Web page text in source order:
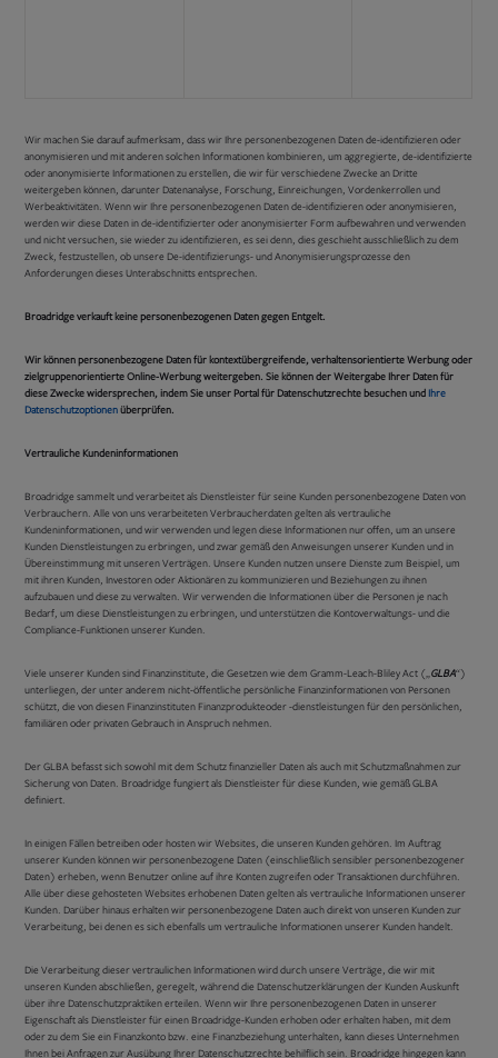
Wir machen Sie darauf aufmerksam, dass wir Ihre personenbezogenen Daten de-identifizieren oder
anonymisieren und mit anderen solchen Informationen kombinieren, um aggregierte, de-identifizierte
oder anonymisierte Informationen zu erstellen, die wir für verschiedene Zwecke an Dritte
weitergeben können, darunter Datenanalyse, Forschung, Einreichungen, Vordenkerrollen und
Werbeaktivitäten. Wenn wir Ihre personenbezogenen Daten de-identifizieren oder anonymisieren,
werden wir diese Daten in de-identifizierter oder anonymisierter Form aufbewahren und verwenden
und nicht versuchen, sie wieder zu identifizieren, es sei denn, dies geschieht ausschließlich zu dem
Zweck, festzustellen, ob unsere De-identifizierungs- und Anonymisierungsprozesse den
Anforderungen dieses Unterabschnitts entsprechen.
Broadridge verkauft keine personenbezogenen Daten gegen Entgelt.
Wir können personenbezogene Daten für kontextübergreifende, verhaltensorientierte Werbung oder
zielgruppenorientierte Online-Werbung weitergeben. Sie können der Weitergabe Ihrer Daten für
diese Zwecke widersprechen, indem Sieunser Portal für Datenschutzrechte besuchen undIhre
Datenschutzoptionenüberprüfen.
Vertrauliche Kundeninformationen
Broadridge sammelt und verarbeitet als Dienstleister für seine Kunden personenbezogene Daten von
Verbrauchern. Alle von uns verarbeiteten Verbraucherdaten gelten als vertrauliche
Kundeninformationen, und wir verwenden und legen diese Informationen nur offen, um an unsere
Kunden Dienstleistungen zu erbringen, und zwar gemäß den Anweisungen unserer Kunden und in
Übereinstimmung mit unseren Verträgen. Unsere Kunden nutzen unsere Dienste zum Beispiel, um
mit ihren Kunden, Investoren oder Aktionären zu kommunizieren und Beziehungen zu ihnen
aufzubauen und diese zu verwalten. Wir verwenden die Informationen über die Personen je nach
Bedarf, um diese Dienstleistungen zu erbringen, und unterstützen die Kontoverwaltungs- und die
Compliance-Funktionen unserer Kunden.
Viele unserer Kunden sind Finanzinstitute, die Gesetzen wie dem Gramm-Leach-Bliley Act („GLBA“)
unterliegen, der unter anderem nicht-öffentliche persönliche Finanzinformationen von Personen
schützt, die von diesen Finanzinstituten Finanzprodukteoder -dienstleistungen für den persönlichen,
familiären oder privaten Gebrauch in Anspruch nehmen.
Der GLBA befasst sich sowohl mit dem Schutz finanzieller Daten als auch mit Schutzmaßnahmen zur
Sicherung von Daten. Broadridge fungiert als Dienstleister für diese Kunden, wie gemäß GLBA
definiert.
In einigen Fällen betreiben oder hosten wir Websites, die unseren Kunden gehören. Im Auftrag
unserer Kunden können wir personenbezogene Daten (einschließlich sensibler personenbezogener
Daten) erheben, wenn Benutzer online auf ihre Konten zugreifen oder Transaktionen durchführen.
Alle über diese gehosteten Websites erhobenen Daten gelten als vertrauliche Informationen unserer
Kunden. Darüber hinaus erhalten wir personenbezogene Daten auch direkt von unseren Kunden zur
Verarbeitung, bei denen es sich ebenfalls um vertrauliche Informationen unserer Kunden handelt.
Die Verarbeitung dieser vertraulichen Informationen wird durch unsere Verträge, die wir mit
unseren Kunden abschließen, geregelt, während die Datenschutzerklärungen der Kunden Auskunft
über ihre Datenschutzpraktiken erteilen. Wenn wir Ihre personenbezogenen Daten in unserer
Eigenschaft als Dienstleister für einen Broadridge-Kunden erhoben oder erhalten haben, mit dem
oder zu dem Sie ein Finanzkonto bzw. eine Finanzbeziehung unterhalten, kann dieses Unternehmen
Ihnen bei Anfragen zur Ausübung Ihrer Datenschutzrechte behilflich sein. Broadridge hingegen kann